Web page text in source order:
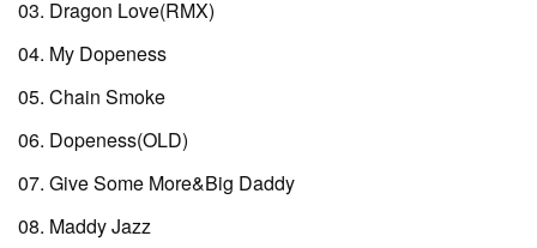
03. Dragon Love(RMX)
04. My Dopeness
05. Chain Smoke
06. Dopeness(OLD)
07. Give Some More&Big Daddy
08. Maddy Jazz